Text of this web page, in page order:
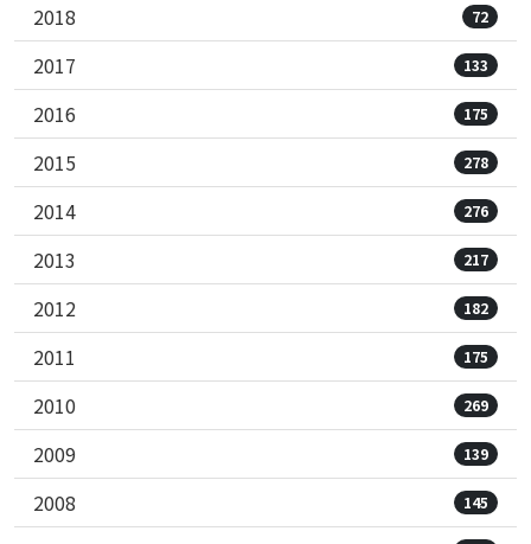
2018 72
2017 133
2016 175
2015 278
2014 276
2013 217
2012 182
2011 175
2010 269
2009 139
2008 145